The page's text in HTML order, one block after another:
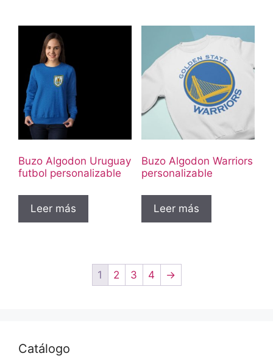
Buzo Algodon Uruguay
futbol personalizable
Leer más
Buzo Algodon Warriors
personalizable
Leer más
1 2 3 4 →
Catálogo